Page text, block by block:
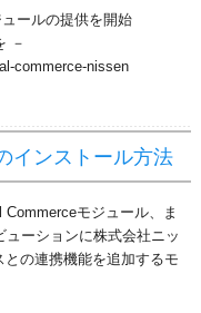
ールの提供を開始
－
commerce-nissen
インストール方法
Commerceモジュール、ま
ーションに株式会社ニッ
の連携機能を追加するモ